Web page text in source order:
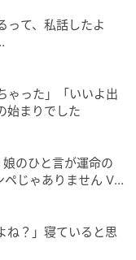
体を知って、毎
をサポートする
の毎日がもっと
ンダー編集室
て、私話したよ
った」「いいよ出
始まりでした
のひと言が運命の
じゃありません Vo
？」寝ていると思